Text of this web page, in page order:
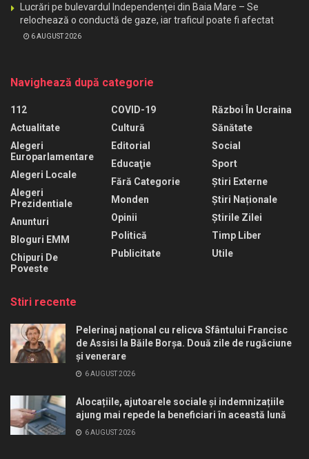
Lucrări pe bulevardul Independenței din Baia Mare – Se
relochează o conductă de gaze, iar traficul poate fi afectat
6 AUGUST 2026
Navighează după categorie
112
Actualitate
Alegeri
Europarlamentare
Alegeri Locale
Alegeri
Prezidentiale
Anunturi
Bloguri EMM
Chipuri De
Poveste
COVID-19
Cultură
Editorial
Educaţie
Fără Categorie
Monden
Opinii
Politică
Publicitate
Război În Ucraina
Sănătate
Social
Sport
Știri Externe
Știri Naționale
Știrile Zilei
Timp Liber
Utile
Stiri recente
Pelerinaj național cu relicva Sfântului Francisc
de Assisi la Băile Borșa. Două zile de rugăciune
și venerare
6 AUGUST 2026
Alocațiile, ajutoarele sociale și indemnizațiile
ajung mai repede la beneficiari în această lună
6 AUGUST 2026